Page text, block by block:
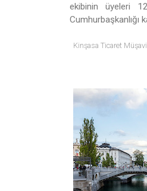
ekibinin üyeleri
Cumhurbaşkanlığı
Kinşasa Ticaret